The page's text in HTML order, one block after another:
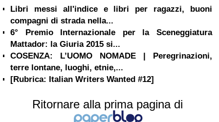
Libri messi all'indice e libri per ragazzi, buoni
compagni di strada nella...
6° Premio Internazionale per la Sceneggiatura
Mattador: la Giuria 2015 si...
COSENZA: L’UOMO NOMADE | Peregrinazioni,
terre lontane, luoghi, etnie,...
[Rubrica: Italian Writers Wanted #12]
Ritornare alla prima pagina di